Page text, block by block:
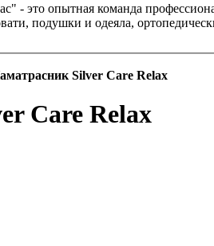
- это опытная команда
подушки и одеяла,
Silver Care Relax
Care Relax